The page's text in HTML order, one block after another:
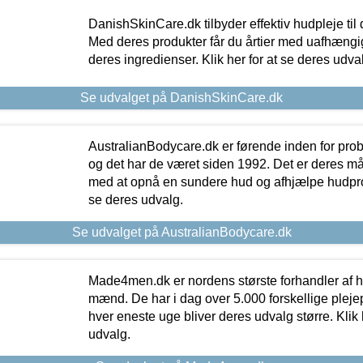
DanishSkinCare.dk tilbyder effektiv hudpleje til
Med deres produkter får du årtier med
deres ingredienser. Klik her for at se deres
Se udvalget på DanishSkinCare.dk
AustralianBodycare.dk er førende inden for
og det har de været siden 1992. Det er deres
med at opnå en sundere hud og afhjælpe
se deres udvalg.
Se udvalget på AustralianBodycare.dk
Made4men.dk er nordens største forhandler af
mænd. De har i dag over 5.000 forskellige
hver eneste uge bliver deres udvalg større. Klik
udvalg.